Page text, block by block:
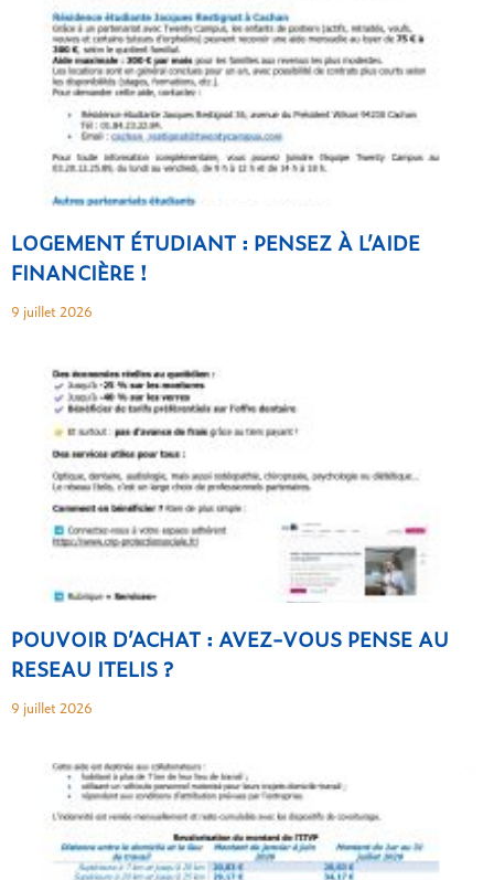
LOGEMENT ÉTUDIANT : PENSEZ À L’AIDE
FINANCIÈRE !
9 juillet 2026
POUVOIR D’ACHAT : AVEZ-VOUS PENSE AU
RESEAU ITELIS ?
9 juillet 2026